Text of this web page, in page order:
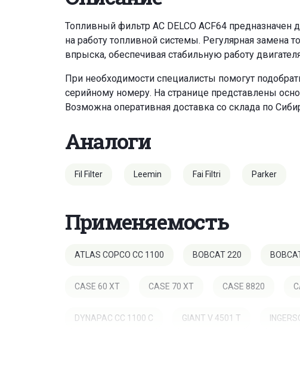
Топливный фильтр AC DELCO ACF64 предназначен
на работу топливной системы. Регулярная замена
впрыска, обеспечивая стабильную работу
При необходимости специалисты помогут
серийному номеру. На странице представлены
Возможна оперативная доставка со склада по
Аналоги
Fil Filter Leemin Fai Filtri Parker
Применяемость
ATLAS COPCO CC 1100 BOBCAT 220
CASE 60 XT CASE 70 XT CASE 8820
DYNAPAC CC 1100 C GIANT V 4501 T